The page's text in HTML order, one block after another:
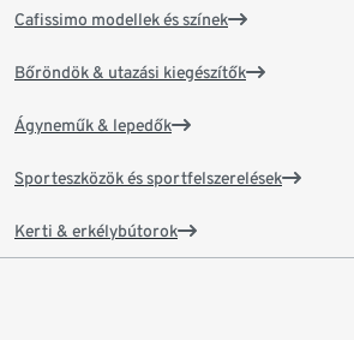
Cafissimo modellek és színek
Bőröndök & utazási kiegészítők
Ágyneműk & lepedők
Sporteszközök és sportfelszerelések
Kerti & erkélybútorok